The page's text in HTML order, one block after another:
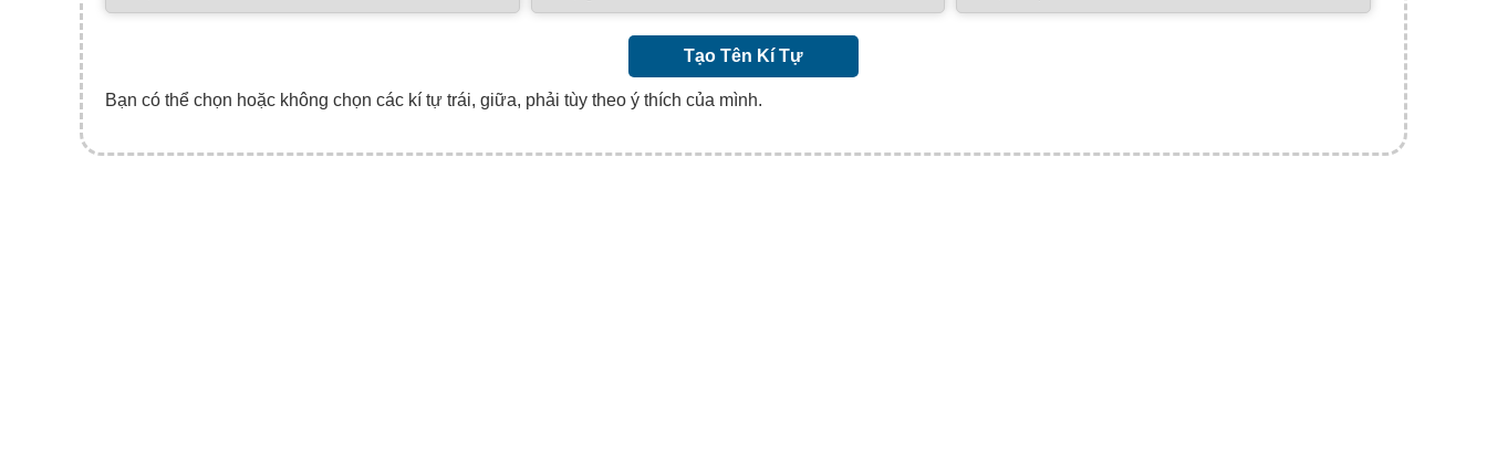
Tạo Tên Kí Tự
Bạn có thể chọn hoặc không chọn các kí tự trái, giữa, phải tùy theo ý thích của mình.